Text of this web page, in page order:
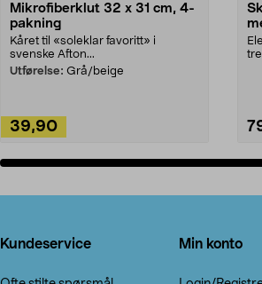
Mikrofiberklut 32 x 31 cm, 4-
pakning
Kåret til «soleklar favoritt» i
svenske Afton...
Utførelse: Grå/beige
39,90
Kundeservice Min konto